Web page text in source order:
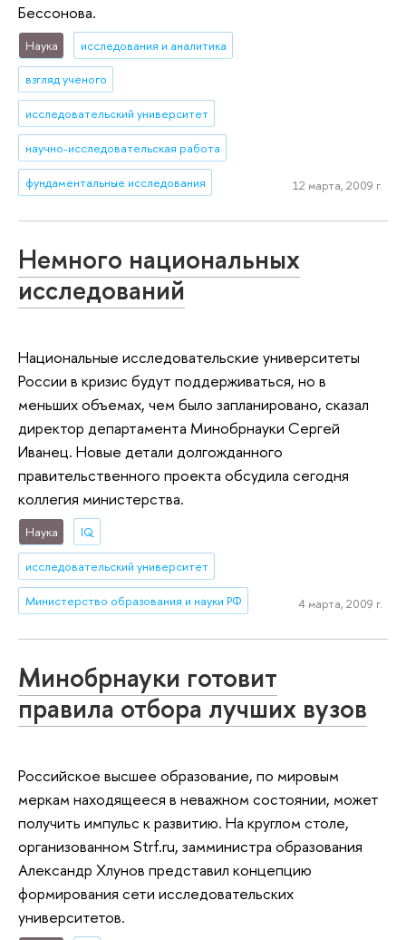
Бессонова.
Наука исследования и аналитика
взгляд ученого
исследовательский университет
научно-исследовательская работа
фундаментальные исследования 12 марта, 2009 г.
Немного национальных
исследований
Национальные исследовательские университеты
России в кризис будут поддерживаться, но в
меньших объемах, чем было запланировано, сказал
директор департамента Минобрнауки Сергей
Иванец. Новые детали долгожданного
правительственного проекта обсудила сегодня
коллегия министерства.
Наука IQ
исследовательский университет
Министерство образования и науки РФ 4 марта, 2009 г.
Минобрнауки готовит
правила отбора лучших вузов
Российское высшее образование, по мировым
меркам находящееся в неважном состоянии, может
получить импульс к развитию. На круглом столе,
организованном Strf.ru, замминистра образования
Александр Хлунов представил концепцию
формирования сети исследовательских
университетов.